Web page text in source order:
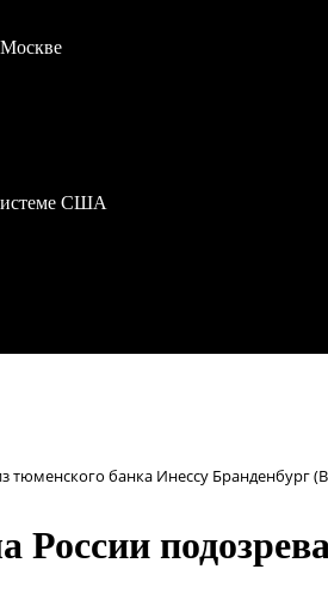
Москве
США
тюменского банка Инессу Бранденбург